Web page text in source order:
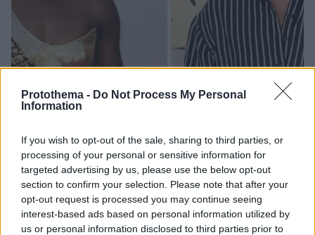
Protothema - Do Not Process My Personal
Information
If you wish to opt-out of the sale, sharing to third parties, or
processing of your personal or sensitive information for
targeted advertising by us, please use the below opt-out
section to confirm your selection. Please note that after your
opt-out request is processed you may continue seeing
interest-based ads based on personal information utilized by
us or personal information disclosed to third parties prior to
Χώρισαν η Λουπίτα Νιόνγκο και ο Τζοσουά Τζάκσον
Μετά από έναν χρόνο σχέσης
10.10.2024, 09:00